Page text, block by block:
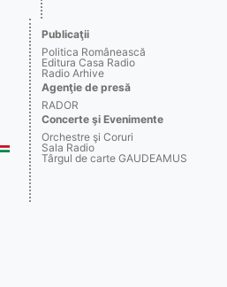
Publicaţii
Politica Românească
Editura Casa Radio
Radio Arhive
Agenţie de presă
RADOR
Concerte şi Evenimente
Orchestre şi Coruri
Sala Radio
Târgul de carte GAUDEAMUS